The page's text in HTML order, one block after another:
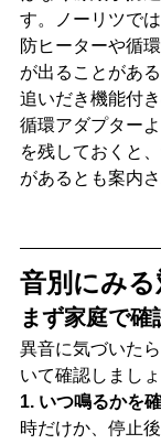
す。ノーリツで
防ヒーターや循
が出ることがあ
追いだき機能付
循環アダプター
を残しておくと
があるとも案内
音別にみ
まず家庭で確
異音に気づいた
いて確認しましょ
1. いつ鳴るかを
時だけか、停止